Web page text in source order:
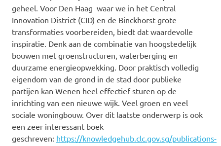
geheel. Voor Den Haag waar we in het Central
Innovation District (CID) en de Binckhorst grote
transformaties voorbereiden, biedt dat waardevolle
inspiratie. Denk aan de combinatie van hoogstedelijk
bouwen met groenstructuren, waterberging en
duurzame energieopwekking. Door praktisch volledig
eigendom van de grond in de stad door publieke
partijen kan Wenen heel effectief sturen op de
inrichting van een nieuwe wijk. Veel groen en veel
sociale woningbouw. Over dit laatste onderwerp is ook
een zeer interessant boek
geschreven: https://knowledgehub.clc.gov.sg/publications-